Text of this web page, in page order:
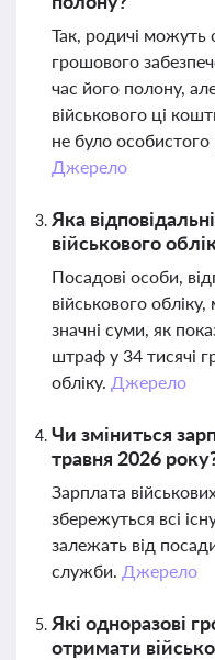
Так, родичі можуть
грошового
час його полону,
військового ці
не було
Джерело
Яка
військового
Посадові особи,
військового
значні суми, як
штраф у 34 тисячі
обліку. Джерело
Чи зміниться
травня 2026
Зарплата
збережуться всі
залежать від
служби. Джерело
Які одноразові
отримати